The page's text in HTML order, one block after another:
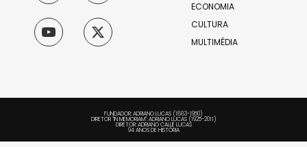
ECONOMIA
CULTURA
MULTIMÉDIA
FUNDADOR: ADRIANO LUCAS (1883-1950)
DIRETOR "IN MEMORIAM": ADRIANO LUCAS (1925-2011)
DIRETOR: ADRIANO CALLÉ LUCAS
94 ANOS DE HISTÓRIA